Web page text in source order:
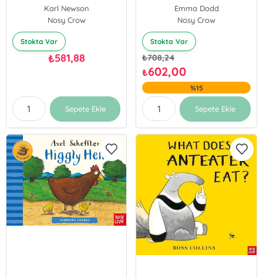
Karl Newson
Nosy Crow
Stokta Var
₺581,88
Sepete Ekle
Emma Dodd
Nosy Crow
Stokta Var
₺708,24
₺602,00
%15
Sepete Ekle